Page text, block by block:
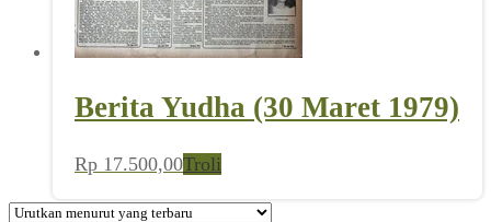
Berita Yudha (30 Maret 1979)
Rp 17.500,00Troli